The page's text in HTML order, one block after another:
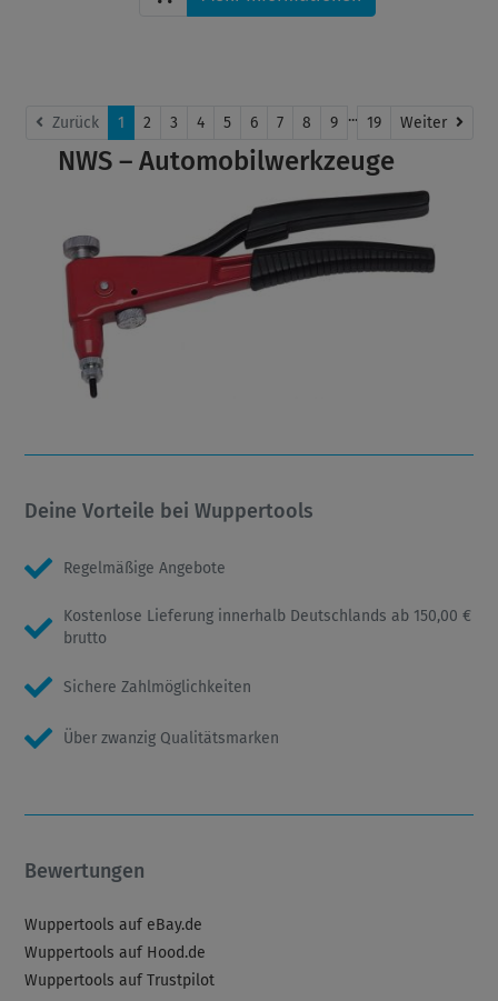
Zurück 1 2 3 4 5 6 7 8 9 ... 19 Weiter
NWS – Automobilwerkzeuge
Deine Vorteile bei Wuppertools
Regelmäßige Angebote
Kostenlose Lieferung innerhalb Deutschlands ab 150,00 €
brutto
Sichere Zahlmöglichkeiten
Über zwanzig Qualitätsmarken
Bewertungen
Wuppertools auf eBay.de
Wuppertools auf Hood.de
Wuppertools auf Trustpilot